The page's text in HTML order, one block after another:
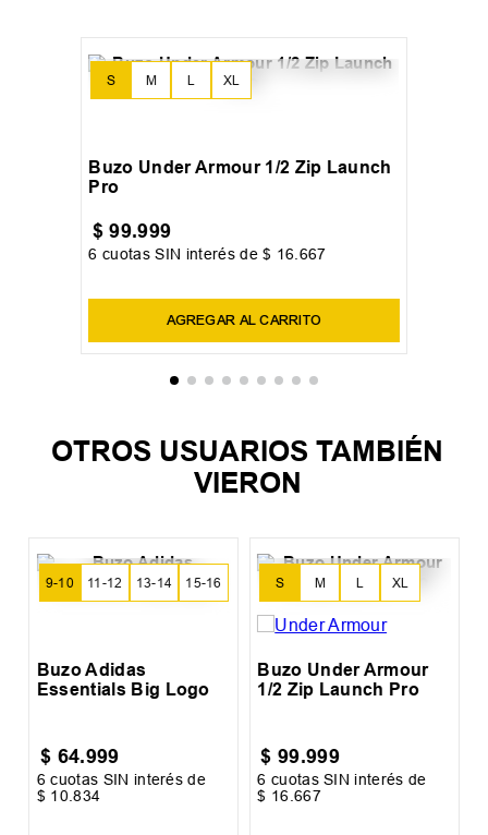
S L
M XL +1
Buzo Under Armour 1/2 Zip Launch
Pro
Precio sin impuestos nacionales:
AGREGAR AL CARRITO
OTROS USUARIOS TAMBIÉN
VIERON